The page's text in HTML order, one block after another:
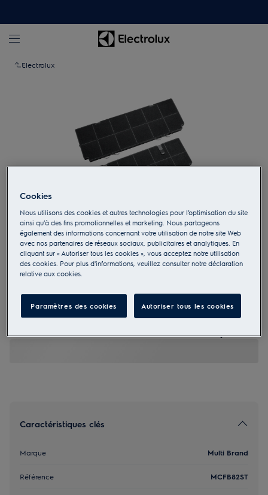
Electrolux
Appuyez pour zoomer
Filtre à charbon OdourClean
Standard
Caractéristiques clés
Marque Multi Brand
Référence MCFB82ST
Cookies
Nous utilisons des cookies et autres technologies pour l’optimisation du site
ainsi qu’à des fins promotionnelles et marketing. Nous partageons
également des informations concernant votre utilisation de notre site Web
avec nos partenaires de réseaux sociaux, publicitaires et analytiques. En
cliquant sur « Autoriser tous les cookies », vous acceptez notre utilisation
des cookies. Pour plus d'informations, veuillez consulter notre déclaration
relative aux cookies.
Paramètres des cookies Autoriser tous les cookies